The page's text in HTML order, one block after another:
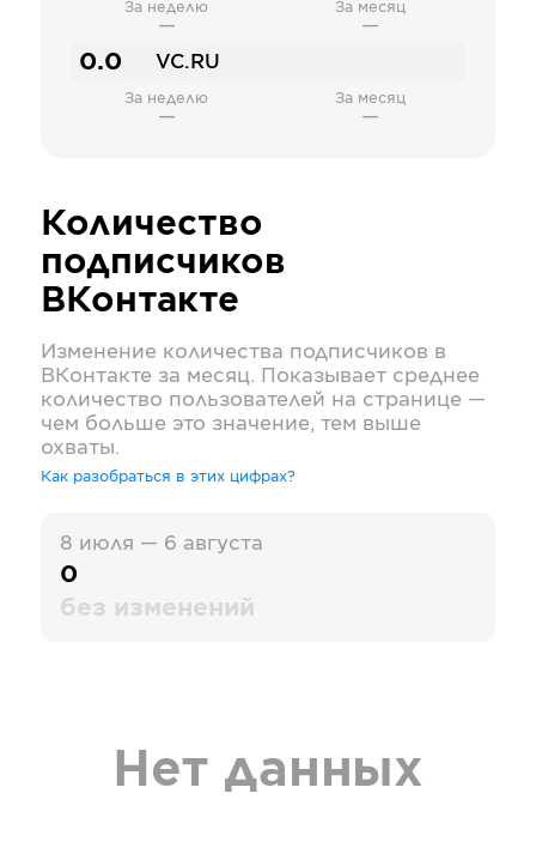
За неделю
—
За месяц
—
0.0 VC.RU
За неделю
—
За месяц
—
Количество
подписчиков
ВКонтакте
Изменение количества подписчиков в
ВКонтакте за месяц. Показывает среднее
количество пользователей на странице —
чем больше это значение, тем выше
охваты.
Как разобраться в этих цифрах?
8 июля — 6 августа
0
без изменений
Нет данных